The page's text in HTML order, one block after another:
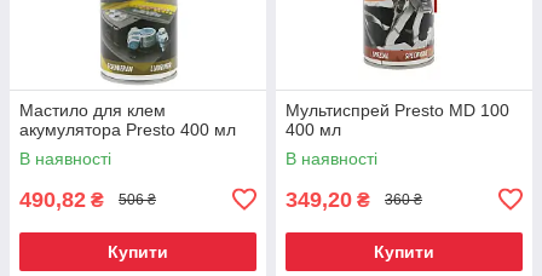
Мастило для клем
акумулятора Presto 400 мл
В наявності
490,82 ₴ 506 ₴
Купити
Мультиспрей Presto MD 100
400 мл
В наявності
349,20 ₴ 360 ₴
Купити